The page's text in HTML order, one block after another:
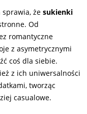
że sukienki
Od
romantyczne
z asymetrycznymi
coś dla siebie.
z ich uniwersalności
tworząc
casualowe.